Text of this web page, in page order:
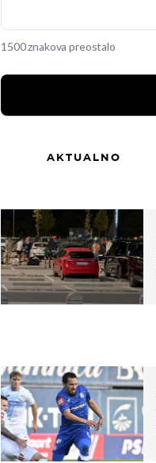
1500 znakova preostalo
AKTUALNO